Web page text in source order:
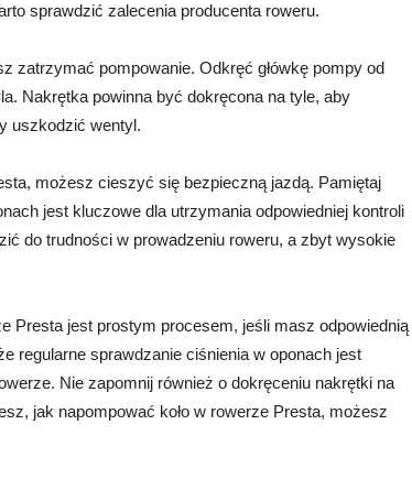
sprawdzić zalecenia producenta roweru.
zatrzymać pompowanie. Odkręć główkę pompy od
Nakrętka powinna być dokręcona na tyle, aby
uszkodzić wentyl.
możesz cieszyć się bezpieczną jazdą. Pamiętaj
jest kluczowe dla utrzymania odpowiedniej kontroli
do trudności w prowadzeniu roweru, a zbyt wysokie
Presta jest prostym procesem, jeśli masz odpowiednią
regularne sprawdzanie ciśnienia w oponach jest
Nie zapomnij również o dokręceniu nakrętki na
jak napompować koło w rowerze Presta, możesz